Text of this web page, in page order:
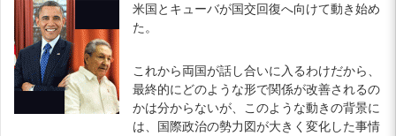
米国とキューバが国交回復へ向けて動き始め
た。
これから両国が話し合いに入るわけだから、
最終的にどのような形で関係が改善されるの
かは分からないが、このような動きの背景に
は、国際政治の勢力図が大きく変化した事情